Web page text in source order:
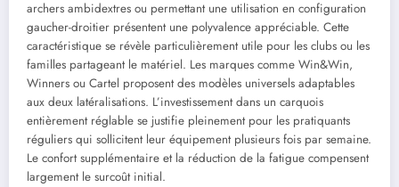
archers ambidextres ou permettant une utilisation en configuration
gaucher-droitier présentent une polyvalence appréciable. Cette
caractéristique se révèle particulièrement utile pour les clubs ou les
familles partageant le matériel. Les marques comme Win&Win,
Winners ou Cartel proposent des modèles universels adaptables
aux deux latéralisations. L’investissement dans un carquois
entièrement réglable se justifie pleinement pour les pratiquants
réguliers qui sollicitent leur équipement plusieurs fois par semaine.
Le confort supplémentaire et la réduction de la fatigue compensent
largement le surcoût initial.